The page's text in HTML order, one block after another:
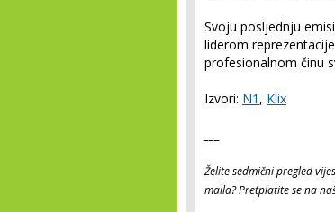
Svoju posljednju
liderom
profesionalnom činu
Izvori: N1 , Klix
Želite sedmični pregled
maila? Pretplatite se na